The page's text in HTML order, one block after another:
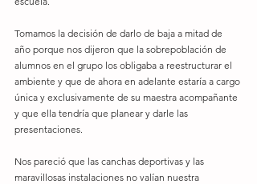
Tomamos la decisión de darlo de baja a mitad de
año porque nos dijeron que la sobrepoblación de
alumnos en el grupo los obligaba a reestructurar el
ambiente y que de ahora en adelante estaría a cargo
única y exclusivamente de su maestra acompañante
y que ella tendría que planear y darle las
presentaciones.
Nos pareció que las canchas deportivas y las
maravillosas instalaciones no valían nuestra